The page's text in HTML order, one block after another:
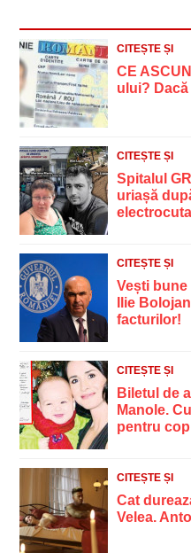
CITEȘTE ȘI
CE
ului? Dacă
CITEȘTE ȘI
Spitalul
uriașă
CITEȘTE ȘI
Vești bune
Ilie
facturilor!
CITEȘTE ȘI
Biletul de
Manole.
pentru
CITEȘTE ȘI
Cat
Velea.